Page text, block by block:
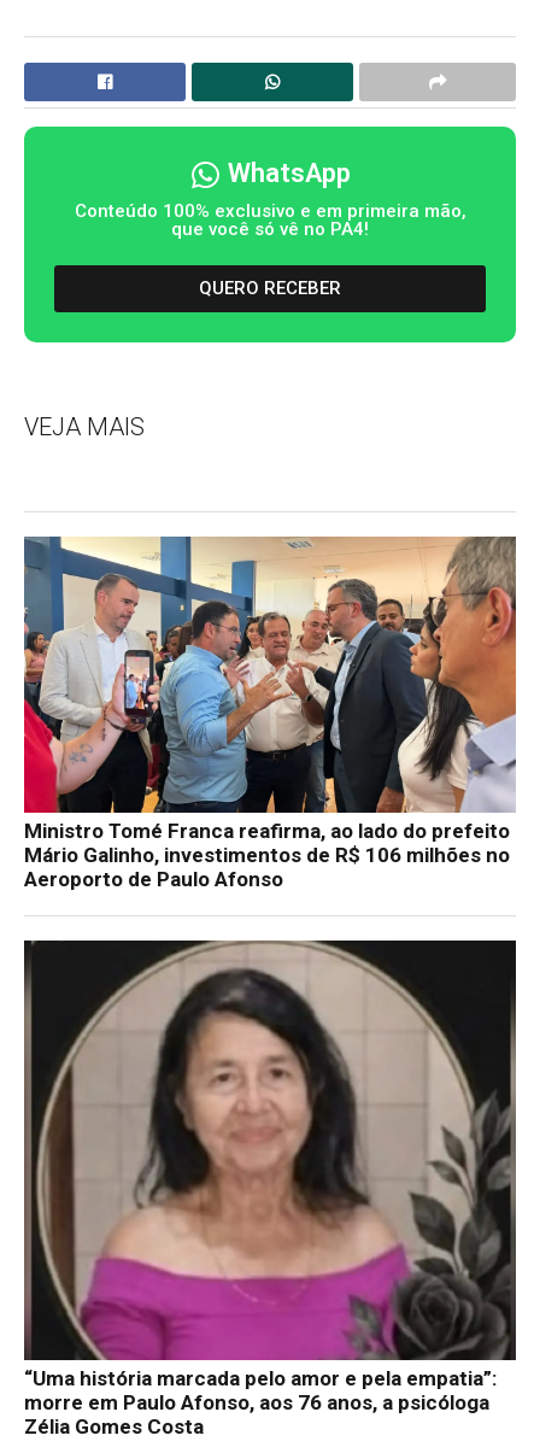
WhatsApp
Conteúdo 100% exclusivo e em primeira mão,
que você só vê no PA4!
QUERO RECEBER
VEJA MAIS
Ministro Tomé Franca reafirma, ao lado do prefeito
Mário Galinho, investimentos de R$ 106 milhões no
Aeroporto de Paulo Afonso
“Uma história marcada pelo amor e pela empatia”:
morre em Paulo Afonso, aos 76 anos, a psicóloga
Zélia Gomes Costa